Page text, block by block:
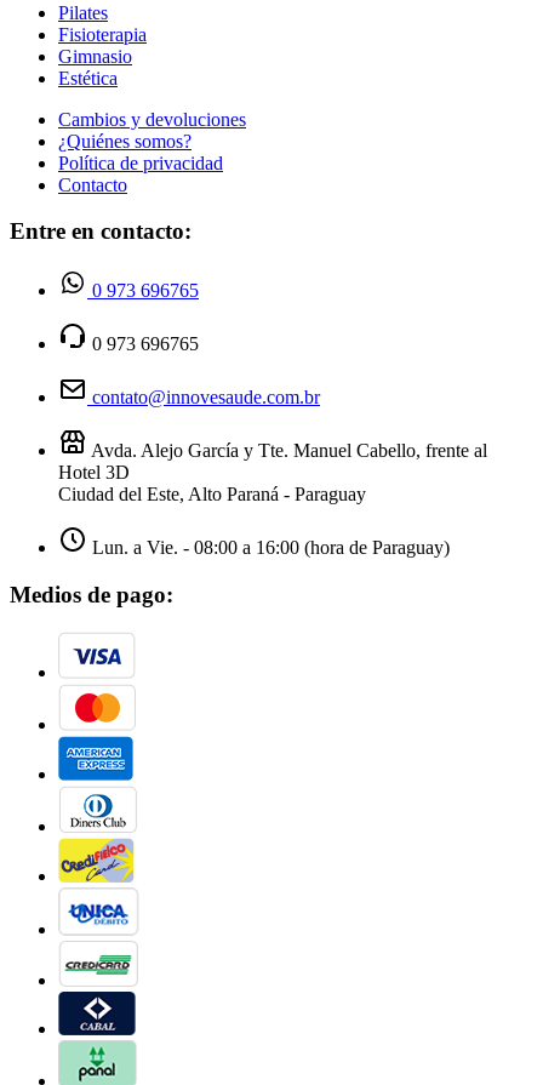
Pilates
Fisioterapia
Gimnasio
Estética
Cambios y devoluciones
¿Quiénes somos?
Política de privacidad
Contacto
Entre en contacto:
0 973 696765
0 973 696765
contato@innovesaude.com.br
Avda. Alejo García y Tte. Manuel Cabello, frente al
Hotel 3D
Ciudad del Este, Alto Paraná - Paraguay
Lun. a Vie. - 08:00 a 16:00 (hora de Paraguay)
Medios de pago: